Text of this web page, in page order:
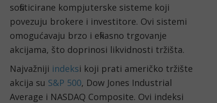
sofisticirane kompjuterske sisteme koji
povezuju brokere i investitore. Ovi sistemi
omogućavaju brzo i efikasno trgovanje
akcijama, što doprinosi likvidnosti tržišta.
Najvažniji indeksi koji prati američko tržište
akcija su S&P 500, Dow Jones Industrial
Average i NASDAQ Composite. Ovi indeksi